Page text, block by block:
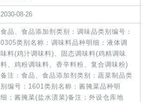
2030-08-26
食品、食品添加剂类别：调味品类别编号：
0305类别名称：调味料品种明细：液体调
味料(鸡汁调味料)、固态调味料(鸡精调味
料、鸡粉调味料、香辛料粉、复合调味粉)
备注：食品、食品添加剂类别：蔬菜制品类
别编号：1601类别名称：酱腌菜品种明
细：酱腌菜(盐水渍菜)备注：外设仓库地